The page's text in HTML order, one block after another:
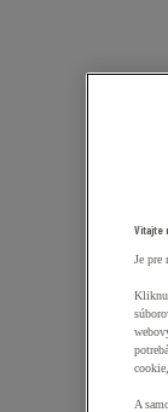
Vitajte
Je pre
A